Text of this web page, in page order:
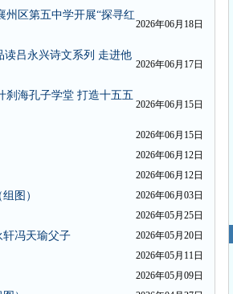
区第五中学开展“探寻红
2026年06月18日
吕永兴诗文系列 走进他
2026年06月17日
刹海孔子学堂 打造十五五
2026年06月15日
2026年06月15日
2026年06月12日
2026年06月12日
图）
2026年06月03日
2026年05月25日
冯天瑜父子
2026年05月20日
2026年05月11日
2026年05月09日